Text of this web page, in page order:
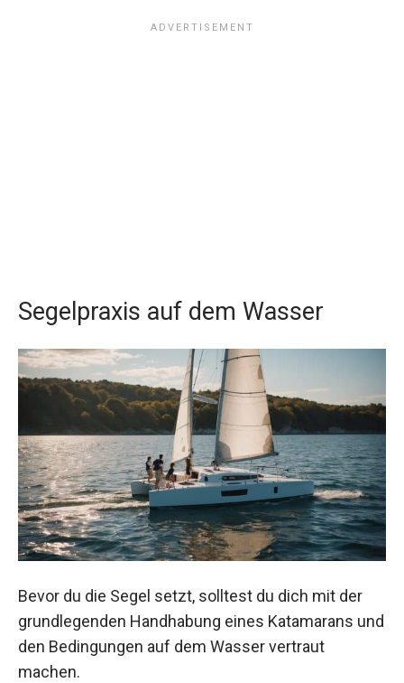
Segelpraxis auf dem Wasser
Bevor du die Segel setzt, solltest du dich mit der
grundlegenden Handhabung eines Katamarans und
den Bedingungen auf dem Wasser vertraut
machen.